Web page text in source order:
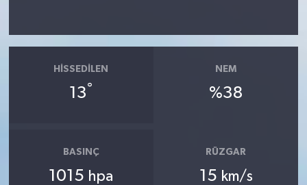
HISSEDILEN
13°
NEM
%38
BASINÇ
1015 hpa
RÜZGAR
15 km/s